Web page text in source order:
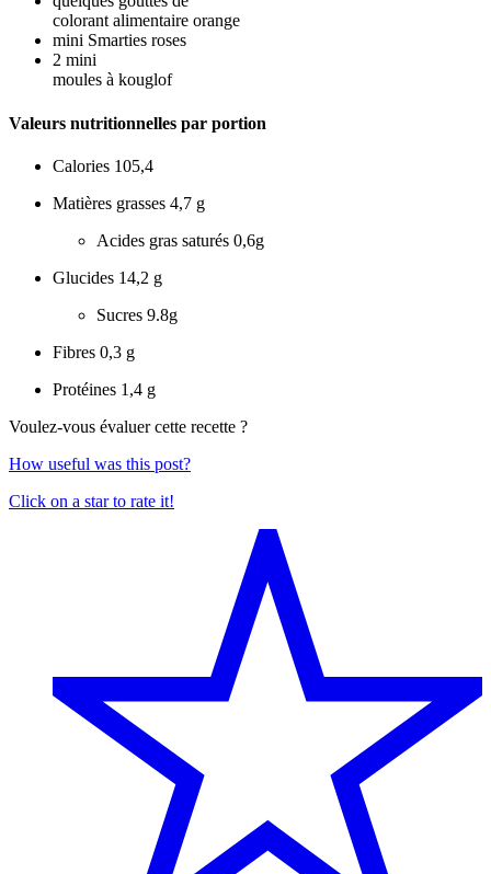
colorant alimentaire orange
mini Smarties roses
2 mini
moules à kouglof
Valeurs nutritionnelles par portion
Calories 105,4
Matières grasses 4,7 g
Acides gras saturés 0,6g
Glucides 14,2 g
Sucres 9.8g
Fibres 0,3 g
Protéines 1,4 g
Voulez-vous évaluer cette recette ?
How useful was this post?
Click on a star to rate it!